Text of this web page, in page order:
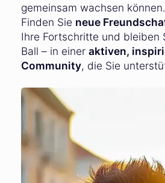
gemeinsam wachsen können.
Finden Sie neue
Ihre Fortschritte und bleiben
Ball – in einer aktiven,
Community, die Sie